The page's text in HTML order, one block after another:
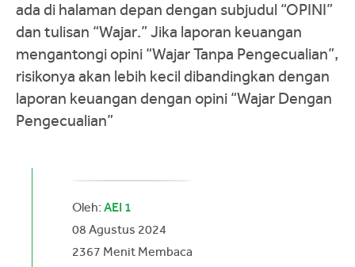
ada di halaman depan dengan subjudul “OPINI”
dan tulisan “Wajar.” Jika laporan keuangan
mengantongi opini “Wajar Tanpa Pengecualian”,
risikonya akan lebih kecil dibandingkan dengan
laporan keuangan dengan opini “Wajar Dengan
Pengecualian”
Oleh: AEI 1
08 Agustus 2024
2367 Menit Membaca